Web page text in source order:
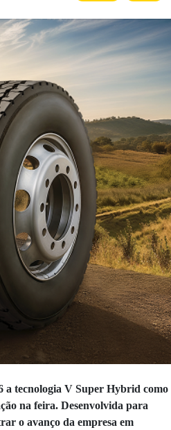
a tecnologia V Super Hybrid como
na feira. Desenvolvida para
o avanço da empresa em